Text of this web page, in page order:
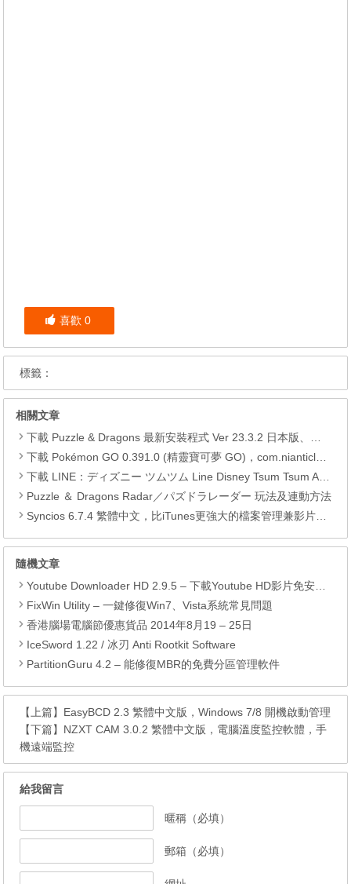
喜歡 0
標籤：
相關文章
下載 Puzzle & Dragons 最新安裝程式 Ver 23.3.2 日本版、港台版… (PAD Radar) (.apk) (.xapk)
下載 Pokémon GO 0.391.0 (精靈寶可夢 GO)，com.nianticlabs.pokemongo (.apk) (.xapk)
下載 LINE：ディズニー ツムツム Line Disney Tsum Tsum APK
Puzzle ＆ Dragons Radar／パズドラレーダー 玩法及連動方法
Syncios 6.7.4 繁體中文，比iTunes更強大的檔案管理兼影片轉檔工具
隨機文章
Youtube Downloader HD 2.9.5 – 下載Youtube HD影片免安裝中文版
FixWin Utility – 一鍵修復Win7、Vista系統常見問題
香港腦場電腦節優惠貨品 2014年8月19 – 25日
IceSword 1.22 / 冰刃 Anti Rootkit Software
PartitionGuru 4.2 – 能修復MBR的免費分區管理軟件
【上篇】 EasyBCD 2.3 繁體中文版，Windows 7/8 開機啟動管理
【下篇】 NZXT CAM 3.0.2 繁體中文版，電腦溫度監控軟體，手
機遠端監控
給我留言
暱稱（必填）
郵箱（必填）